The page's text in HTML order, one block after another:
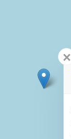
✕